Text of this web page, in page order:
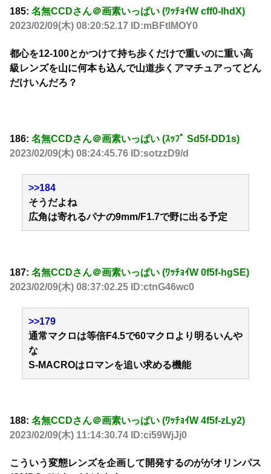
185: 名無CCDさん＠画素いっぱい (ﾜｯﾁｮｲW cff0-lhdX)
2023/02/09(木) 08:20:52.17 ID:mBFtlMOY0
都心を12-100とかつけて持ち歩くだけで重いのに重い高
級レンズを山に何本も込んで山道歩くアマチュアってどん
だけいんだろ？
186: 名無CCDさん＠画素いっぱい (ｽｯﾌﾟ Sd5f-DD1s)
2023/02/09(木) 08:24:45.76 ID:sotzzD9/d
>>184
そうだよね
広角は寄れるパナの9mm/F1.7で野に出る予定
187: 名無CCDさん＠画素いっぱい (ﾜｯﾁｮｲW 0f5f-hgSE)
2023/02/09(木) 08:37:02.25 ID:ctnG46wc0
>>179
通常マクロは等倍F4.5で60マクロより明るいんや
な
S-MACROはロマンを追い求める機能
188: 名無CCDさん＠画素いっぱい (ﾜｯﾁｮｲW 4f5f-zLy2)
2023/02/09(木) 11:14:30.74 ID:ci59WjJj0
こういう変態レンズを企画して開発するのががオリンパス